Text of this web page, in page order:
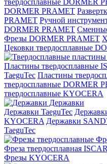
твердосплавные DORMER
DORMER PRAMET
PRAMET Ручной
DORMER PRAMET
Фрезы DORMER PRAMET
Цековки твердосплавные
Пластины твердосплавные
TaeguTec Пластины
твердосплавные DORMER
твердосплавные KYOCERA
Державки
Державки TaeguTec
KYOCERA Державки
TaeguTec
Фреза твердосплавная ISCAR
Фрезы KYOCERA